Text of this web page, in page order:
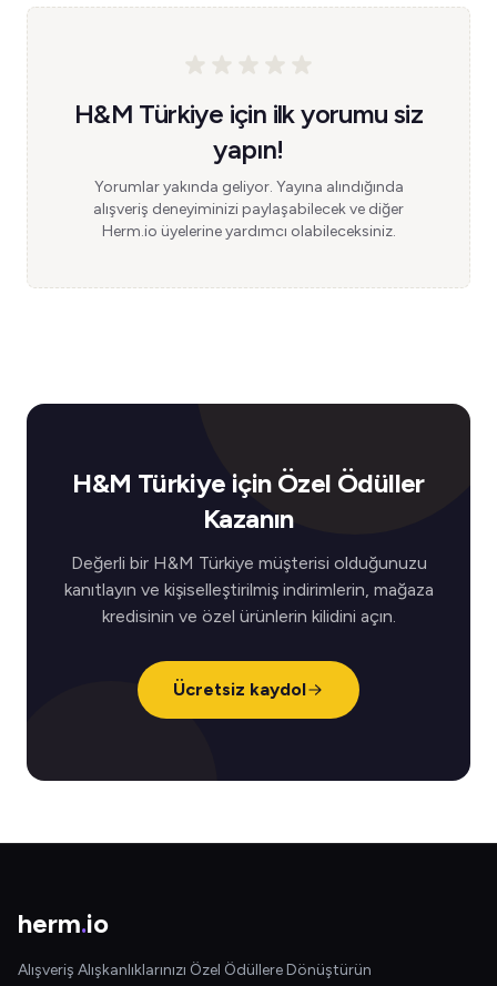
H&M Türkiye için ilk yorumu siz
yapın!
Yorumlar yakında geliyor. Yayına alındığında
alışveriş deneyiminizi paylaşabilecek ve diğer
Herm.io üyelerine yardımcı olabileceksiniz.
H&M Türkiye için Özel Ödüller
Kazanın
Değerli bir H&M Türkiye müşterisi olduğunuzu
kanıtlayın ve kişiselleştirilmiş indirimlerin, mağaza
kredisinin ve özel ürünlerin kilidini açın.
Ücretsiz kaydol
herm.io
Alışveriş Alışkanlıklarınızı Özel Ödüllere Dönüştürün